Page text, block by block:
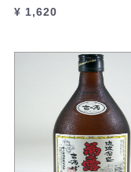
¥ 1,620